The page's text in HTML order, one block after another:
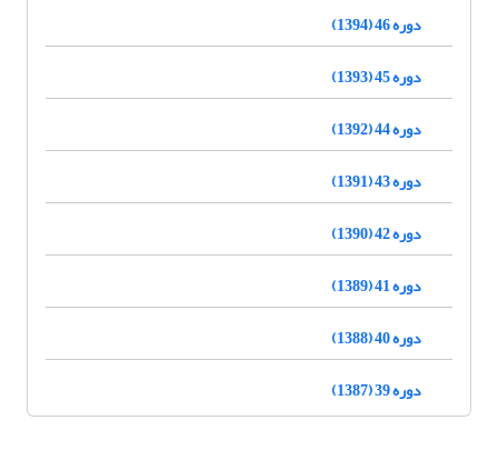
دوره 46 (1394)
دوره 45 (1393)
دوره 44 (1392)
دوره 43 (1391)
دوره 42 (1390)
دوره 41 (1389)
دوره 40 (1388)
دوره 39 (1387)